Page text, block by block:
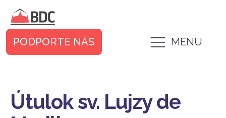
MENU
PODPORTE NÁS
Útulok sv. Lujzy de